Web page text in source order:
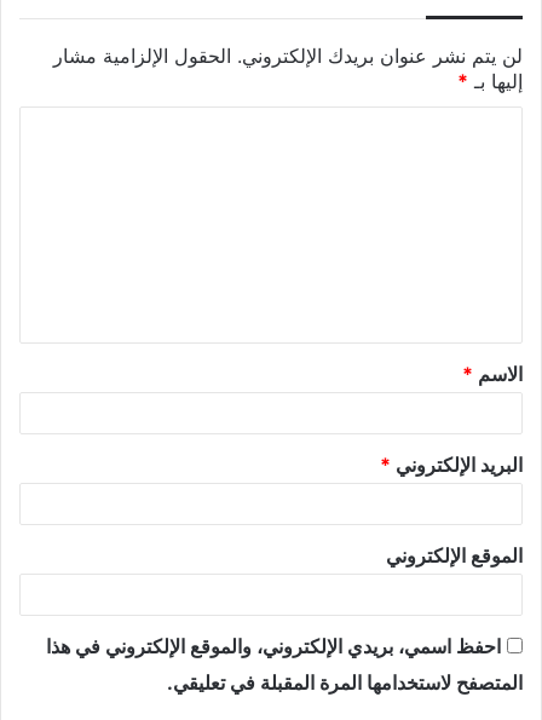
لن يتم نشر عنوان بريدك الإلكتروني. الحقول الإلزامية مشار
إليها بـ *
الاسم *
البريد الإلكتروني *
الموقع الإلكتروني
احفظ اسمي، بريدي الإلكتروني، والموقع الإلكتروني في هذا
المتصفح لاستخدامها المرة المقبلة في تعليقي.